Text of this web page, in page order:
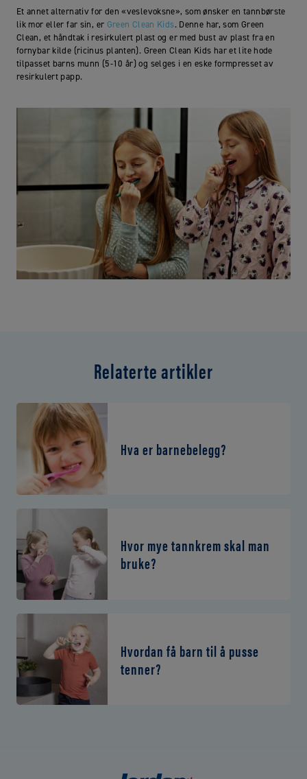
Et annet alternativ for den «veslevoksne», som ønsker en tannbørste
lik mor eller far sin, er Green Clean Kids. Denne har, som Green
Clean, et håndtak i resirkulert plast og er med bust av plast fra en
fornybar kilde (ricinus planten). Green Clean Kids har et lite hode
tilpasset barns munn (5-10 år) og selges i en eske formpresset av
resirkulert papp.
Relaterte artikler
Hva er barnebelegg?
Hvor mye tannkrem skal man
bruke?
Hvordan få barn til å pusse
tenner?